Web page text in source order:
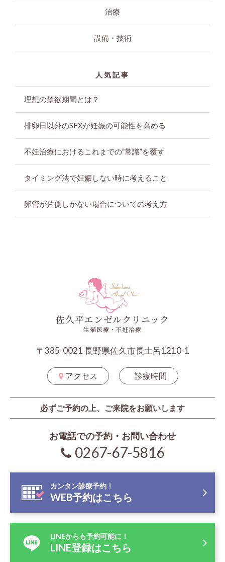
治療
設備・技術
人気記事
理想の禁欲期間とは？
排卵日以外のSEXが妊娠の可能性を高める
不妊治療におけるこれまでの”常識”を覆す
タイミング法で妊娠しない時に考えること
卵管が片側しかない場合についての考え方
佐久平エンゼルクリニック
生殖医療・不妊治療
〒385-0021 長野県佐久市長土呂1210-1
アクセス 診療時間
必ずご予約の上、ご来院をお願いします
お電話での予約・お問い合わせ
0267-67-5816
カンタン診療予約！
WEB予約はこちら
LINEからも予約可能に！
LINE登録はこちら